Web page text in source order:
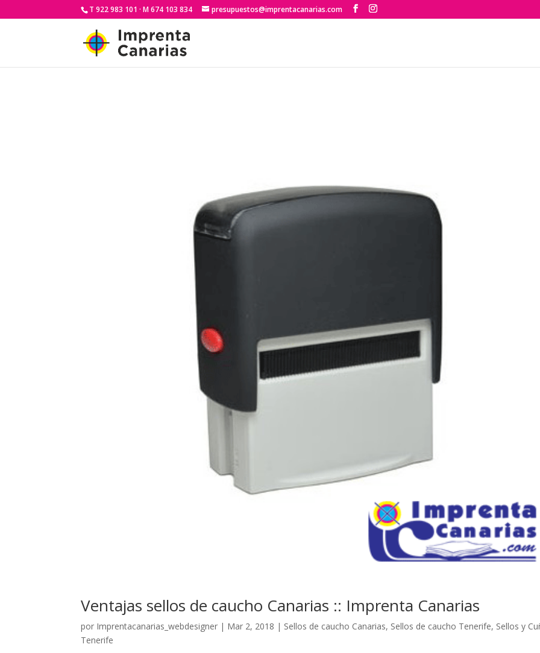
T 922 983 101 · M 674 103 834 presupuestos@imprentacanarias.com
Ventajas sellos de caucho Canarias :: Imprenta Canarias
por Imprentacanarias_webdesigner | Mar 2, 2018 | Sellos de caucho Canarias, Sellos de caucho Tenerife, Sellos y
Tenerife